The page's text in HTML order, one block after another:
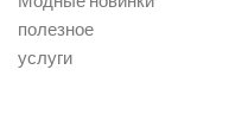
полезное
услуги